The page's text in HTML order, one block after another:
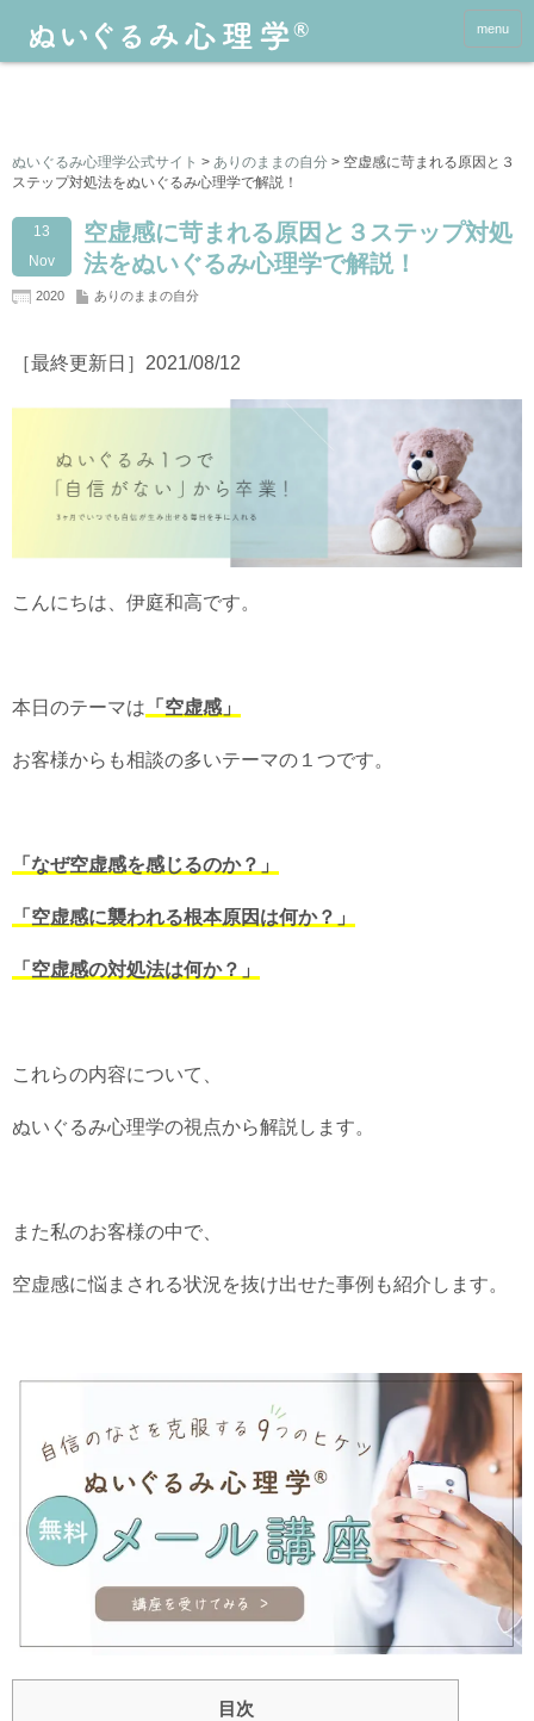
menu
ぬいぐるみ心理学公式サイト > ありのままの自分 > 空虚感に苛まれる原因と３
ステップ対処法をぬいぐるみ心理学で解説！
13
Nov
空虚感に苛まれる原因と３ステップ対処
法をぬいぐるみ心理学で解説！
2020 ありのままの自分
［最終更新日］2021/08/12
こんにちは、伊庭和高です。
本日のテーマは 「空虚感」
お客様からも相談の多いテーマの１つです。
「なぜ空虚感を感じるのか？」
「空虚感に襲われる根本原因は何か？」
「空虚感の対処法は何か？」
これらの内容について、
ぬいぐるみ心理学の視点から解説します。
また私のお客様の中で、
空虚感に悩まされる状況を抜け出せた事例も紹介します。
目次